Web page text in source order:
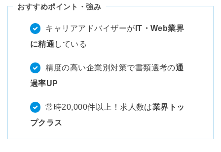
おすすめポイント・強み
キャリアアドバイザーが IT・Web業界
に精通 している
精度の高い企業別対策で書類選考の通
過率UP
常時20,000件以上！求人数は業界トッ
プクラス